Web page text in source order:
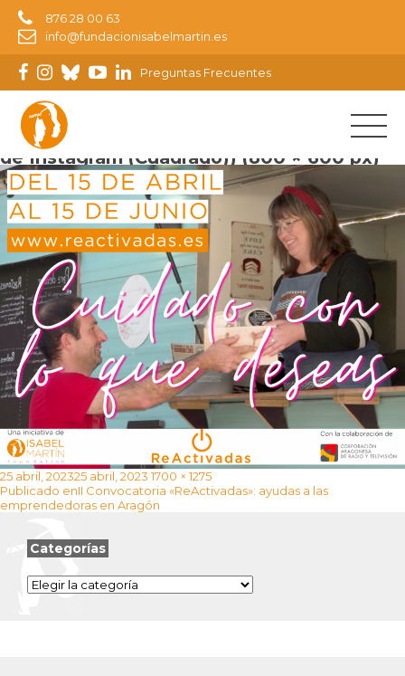
876 28 00 63
info@fundacionisabelmartin.es
Preguntas Frecuentes
Reactivadas (Historia de Instagram) (Post
de Instagram (Cuadrado)) (800 × 600 px)
Publicado
el
25 abril, 202325 abril, 2023 Tamaño
completo
1700 × 1275
Navegación
de
entradas
Publicado enII Convocatoria «ReActivadas»: ayudas a las
emprendedoras en Aragón
Categorías
Categorías